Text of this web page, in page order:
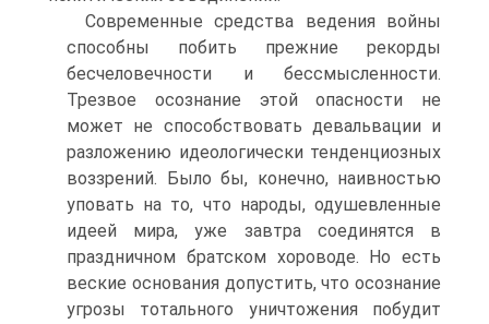
Современные средства ведения войны
способны побить прежние рекорды
бесчеловечности и бессмысленности.
Трезвое осознание этой опасности не
может не способствовать девальвации и
разложению идеологически тенденциозных
воззрений. Было бы, конечно, наивностью
уповать на то, что народы, одушевленные
идеей мира, уже завтра соединятся в
праздничном братском хороводе. Но есть
веские основания допустить, что осознание
угрозы тотального уничтожения побудит